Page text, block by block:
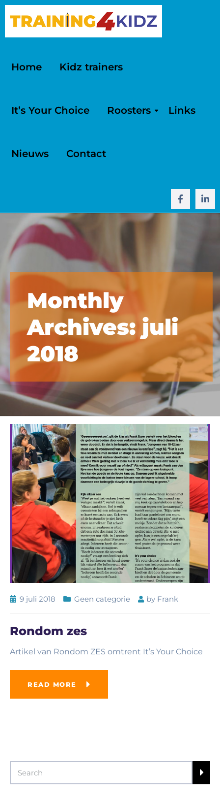
Home Kidz trainers
It’s Your Choice Roosters Links
Nieuws Contact
Monthly
Archives: juli
2018
9 juli 2018 Geen categorie by Frank
Rondom zes
Artikel van Rondom ZES omtrent It’s Your Choice
READ MORE